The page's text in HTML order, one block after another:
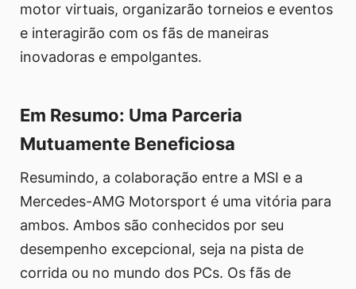
motor virtuais, organizarão torneios e eventos
e interagirão com os fãs de maneiras
inovadoras e empolgantes.
Em Resumo: Uma Parceria
Mutuamente Beneficiosa
Resumindo, a colaboração entre a MSI e a
Mercedes-AMG Motorsport é uma vitória para
ambos. Ambos são conhecidos por seu
desempenho excepcional, seja na pista de
corrida ou no mundo dos PCs. Os fãs de